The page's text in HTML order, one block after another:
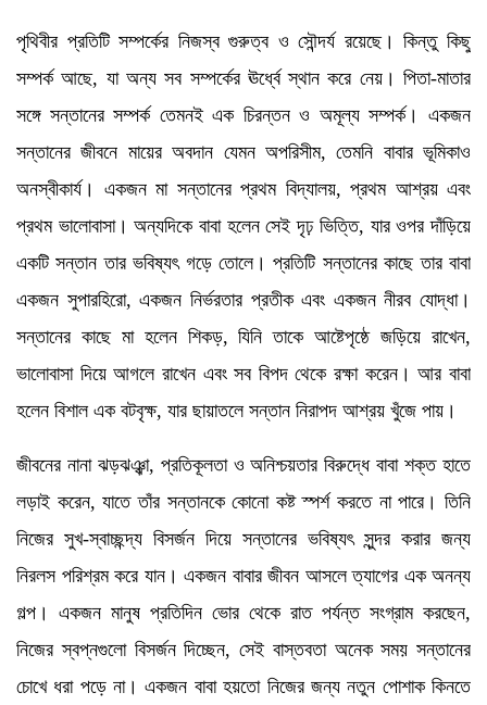
পৃথিবীর প্রতিটি সম্পর্কের নিজস্ব গুরুত্ব ও সৌন্দর্য রয়েছে। কিন্তু কিছু
সম্পর্ক আছে, যা অন্য সব সম্পর্কের ঊর্ধ্বে স্থান করে নেয়। পিতা-মাতার
সঙ্গে সন্তানের সম্পর্ক তেমনই এক চিরন্তন ও অমূল্য সম্পর্ক। একজন
সন্তানের জীবনে মায়ের অবদান যেমন অপরিসীম, তেমনি বাবার ভূমিকাও
অনস্বীকার্য। একজন মা সন্তানের প্রথম বিদ্যালয়, প্রথম আশ্রয় এবং
প্রথম ভালোবাসা। অন্যদিকে বাবা হলেন সেই দৃঢ় ভিত্তি, যার ওপর দাঁড়িয়ে
একটি সন্তান তার ভবিষ্যৎ গড়ে তোলে। প্রতিটি সন্তানের কাছে তার বাবা
একজন সুপারহিরো, একজন নির্ভরতার প্রতীক এবং একজন নীরব যোদ্ধা।
সন্তানের কাছে মা হলেন শিকড়, যিনি তাকে আষ্টেপৃষ্ঠে জড়িয়ে রাখেন,
ভালোবাসা দিয়ে আগলে রাখেন এবং সব বিপদ থেকে রক্ষা করেন। আর বাবা
হলেন বিশাল এক বটবৃক্ষ, যার ছায়াতলে সন্তান নিরাপদ আশ্রয় খুঁজে পায়।
জীবনের নানা ঝড়ঝঞ্ঝা, প্রতিকূলতা ও অনিশ্চয়তার বিরুদ্ধে বাবা শক্ত হাতে
লড়াই করেন, যাতে তাঁর সন্তানকে কোনো কষ্ট স্পর্শ করতে না পারে। তিনি
নিজের সুখ-স্বাচ্ছন্দ্য বিসর্জন দিয়ে সন্তানের ভবিষ্যৎ সুন্দর করার জন্য
নিরলস পরিশ্রম করে যান। একজন বাবার জীবন আসলে ত্যাগের এক অনন্য
গল্প। একজন মানুষ প্রতিদিন ভোর থেকে রাত পর্যন্ত সংগ্রাম করছেন,
নিজের স্বপ্নগুলো বিসর্জন দিচ্ছেন, সেই বাস্তবতা অনেক সময় সন্তানের
চোখে ধরা পড়ে না। একজন বাবা হয়তো নিজের জন্য নতুন পোশাক কিনতে